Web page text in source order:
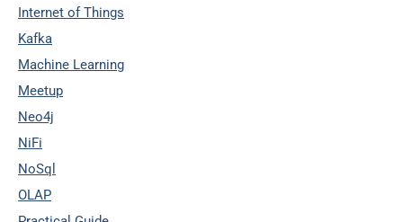
Internet of Things
Kafka
Machine Learning
Meetup
Neo4j
NiFi
NoSql
OLAP